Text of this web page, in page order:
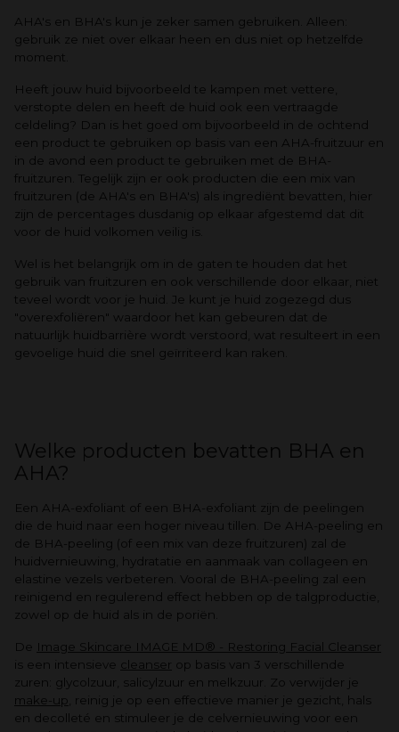
AHA's en BHA's kun je zeker samen gebruiken. Alleen:
gebruik ze niet over elkaar heen en dus niet op hetzelfde
moment.
Heeft jouw huid bijvoorbeeld te kampen met vettere,
verstopte delen en heeft de huid ook een vertraagde
celdeling? Dan is het goed om bijvoorbeeld in de ochtend
een product te gebruiken op basis van een AHA-fruitzuur en
in de avond een product te gebruiken met de BHA-
fruitzuren. Tegelijk zijn er ook producten die een mix van
fruitzuren (de AHA's en BHA's) als ingrediënt bevatten, hier
zijn de percentages dusdanig op elkaar afgestemd dat dit
voor de huid volkomen veilig is.
Wel is het belangrijk om in de gaten te houden dat het
gebruik van fruitzuren en ook verschillende door elkaar, niet
teveel wordt voor je huid. Je kunt je huid zogezegd dus
"overexfoliëren" waardoor het kan gebeuren dat de
natuurlijk huidbarrière wordt verstoord, wat resulteert in een
gevoelige huid die snel geïrriteerd kan raken.
Welke producten bevatten BHA en
AHA?
Een AHA-exfoliant of een BHA-exfoliant zijn de peelingen
die de huid naar een hoger niveau tillen. De AHA-peeling en
de BHA-peeling (of een mix van deze fruitzuren) zal de
huidvernieuwing, hydratatie en aanmaak van collageen en
elastine vezels verbeteren. Vooral de BHA-peeling zal een
reinigend en regulerend effect hebben op de talgproductie,
zowel op de huid als in de poriën.
De Image Skincare IMAGE MD® - Restoring Facial Cleanser
is een intensieve cleanser op basis van 3 verschillende
zuren: glycolzuur, salicylzuur en melkzuur. Zo verwijder je
make-up , reinig je op een effectieve manier je gezicht, hals
en decolleté en stimuleer je de celvernieuwing voor een